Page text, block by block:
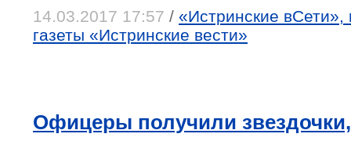
14.03.2017 17:57 / «Истринские вСети»,
газеты «Истринские вести»
Офицеры получили